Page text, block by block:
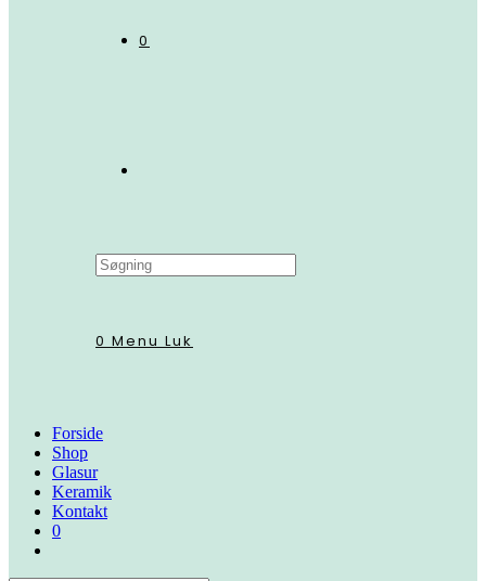
0
Search
this
0 Menu Luk
Forside
Shop
Glasur
Keramik
Kontakt
0